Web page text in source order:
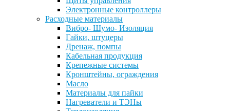
Электронные контроллеры
Расходные материалы
Вибро- Шумо- Изоляция
Гайки, штуцеры
Дренаж, помпы
Кабельная продукция
Крепежные системы
Кронштейны, ограждения
Масло
Материалы для пайки
Нагреватели и ТЭНы